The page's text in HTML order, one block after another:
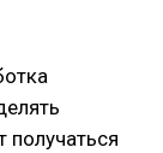
получаться